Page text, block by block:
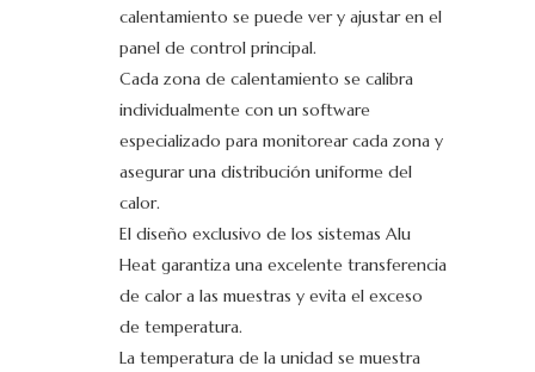
calentamiento se puede ver y ajustar en el
panel de control principal.
Cada zona de calentamiento se calibra
individualmente con un software
especializado para monitorear cada zona y
asegurar una distribución uniforme del
calor.
El diseño exclusivo de los sistemas Alu
Heat garantiza una excelente transferencia
de calor a las muestras y evita el exceso
de temperatura.
La temperatura de la unidad se muestra